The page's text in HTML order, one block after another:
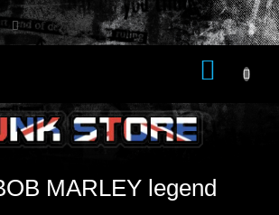
MARLEY legend